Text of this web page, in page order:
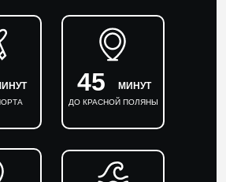
45 МИНУТ
ДО КРАСНОЙ ПОЛЯНЫ